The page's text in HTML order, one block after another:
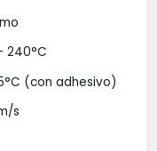
240°C
(con adhesivo)
s